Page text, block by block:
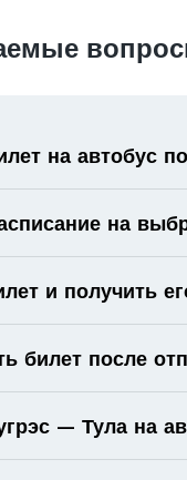
на автобус
на
и получить
билет после
— Тула на